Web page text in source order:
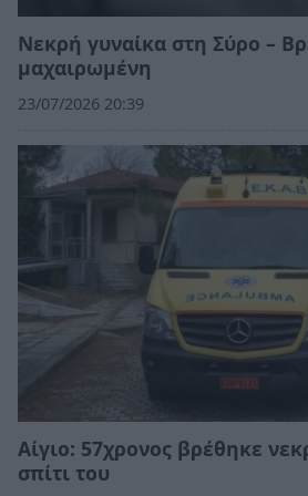
Νεκρή γυναίκα στη Σύρο –
μαχαιρωμένη
23/07/2026 20:39
Αίγιο: 57χρονος βρέθηκε
σπίτι του